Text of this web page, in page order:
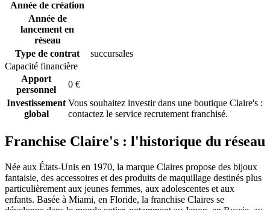
Année de création
Année de
lancement en
réseau
Type de contrat
succursales
Capacité financière
Apport
personnel
0 €
Investissement
global
Vous souhaitez investir dans une boutique Claire's :
contactez le service recrutement franchisé.
Franchise Claire's : l'historique du réseau
Née aux États-Unis en 1970, la marque Claires propose des bijoux
fantaisie, des accessoires et des produits de maquillage destinés plus
particulièrement aux jeunes femmes, aux adolescentes et aux
enfants. Basée à Miami, en Floride, la franchise Claires se